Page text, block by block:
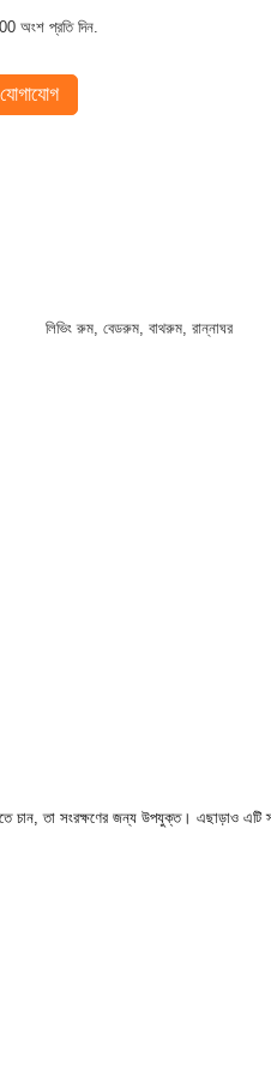
অংশ প্রতি দিন.
লিভিং রুম, বেডরুম, বাথরুম, রান্নাঘর
চান, তা সংরক্ষণের জন্য উপযুক্ত। এছাড়াও এটি